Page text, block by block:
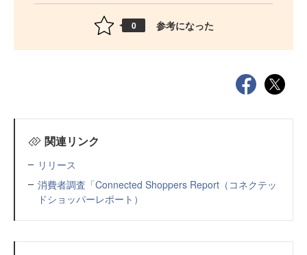
0 参考になった
関連リンク
リリース
消費者調査「Connected Shoppers Report（コネクテッ
ドショッパーレポート）